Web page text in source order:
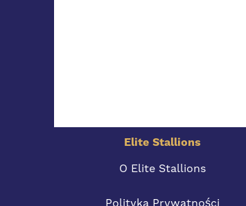
Elite Stallions
O Elite Stallions
Polityka Prywatności